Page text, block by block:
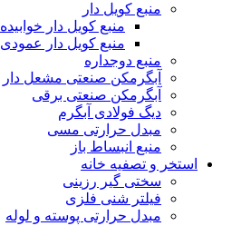
منبع کویل دار
منبع کویل دار خوابیده
منبع کویل دار عمودی
منبع دوجداره
آبگرمکن صنعتی مشعل دار
آبگرمکن صنعتی برقی
دیگ فولادی آبگرم
مبدل حرارتی مسی
منبع انبساط باز
استخر و تصفیه خانه
سختی گیر رزینی
فیلتر شنی فلزی
مبدل حرارتی پوسته و لوله